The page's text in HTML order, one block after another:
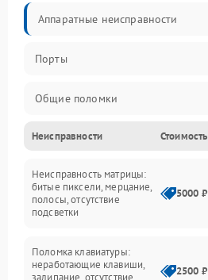
Аппаратные неисправности
Порты
Общие поломки
Устройства
Программные ошибки
Электрические и системные сбои
Интерфейсные проблемы
Неисправности Стоимость
Неисправность матрицы:
битые пиксели, мерцание,
полосы, отсутствие
подсветки
5000 ₽
Поломка клавиатуры:
неработающие клавиши,
залипание, отсутствие
2500 ₽